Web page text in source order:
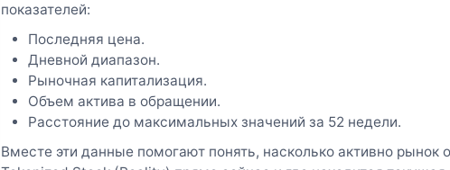
показателей:
Последняя цена.
Дневной диапазон.
Рыночная капитализация.
Объем актива в обращении.
Расстояние до максимальных значений за 52 недели.
Вместе эти данные помогают понять, насколько активно рынок